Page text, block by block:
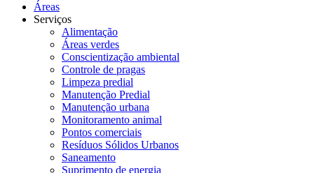
Áreas
Serviços
Alimentação
Áreas verdes
Conscientização ambiental
Controle de pragas
Limpeza predial
Manutenção Predial
Manutenção urbana
Monitoramento animal
Pontos comerciais
Resíduos Sólidos Urbanos
Saneamento
Suprimento de energia